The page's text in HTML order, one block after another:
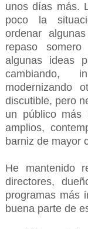
unos días más.
poco la
ordenar
repaso
algunas ideas
cambiando,
modernizando
discutible, pero
un público más
amplios,
barniz de mayor
He mantenido
directores,
programas más
buena parte de